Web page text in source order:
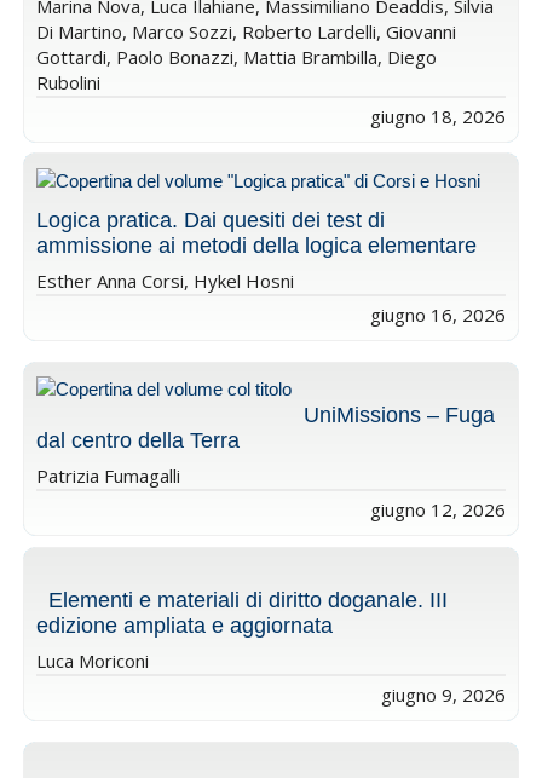
Marina Nova, Luca Ilahiane, Massimiliano Deaddis, Silvia
Di Martino, Marco Sozzi, Roberto Lardelli, Giovanni
Gottardi, Paolo Bonazzi, Mattia Brambilla, Diego
Rubolini
giugno 18, 2026
Logica pratica. Dai quesiti dei test di
ammissione ai metodi della logica elementare
Esther Anna Corsi, Hykel Hosni
giugno 16, 2026
UniMissions – Fuga
dal centro della Terra
Patrizia Fumagalli
giugno 12, 2026
Elementi e materiali di diritto doganale. III
edizione ampliata e aggiornata
Luca Moriconi
giugno 9, 2026